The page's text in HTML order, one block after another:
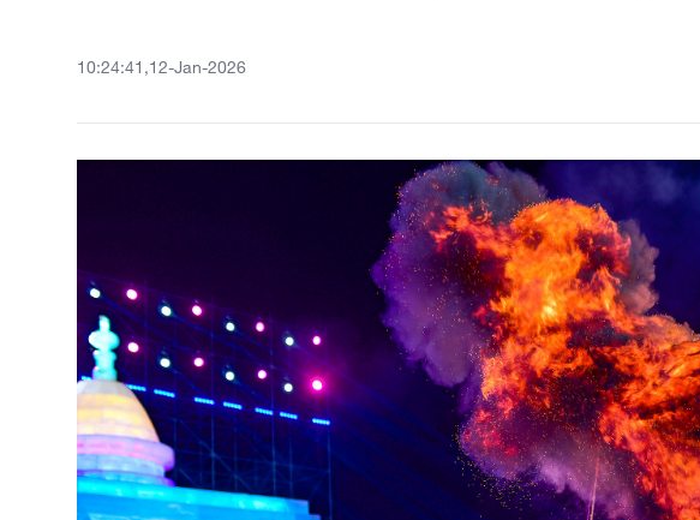
10:24:41,12-Jan-2026